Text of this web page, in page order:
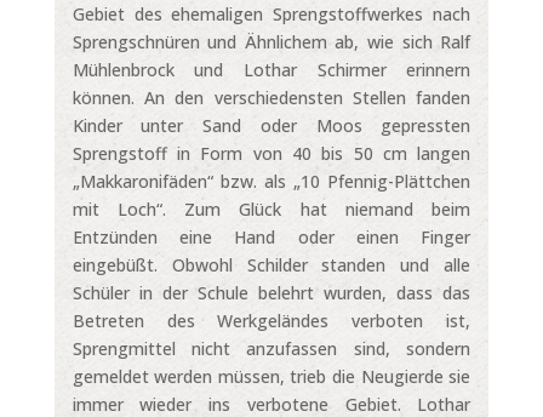
Gebiet des ehemaligen Sprengstoffwerkes nach
Sprengschnüren und Ähnlichem ab, wie sich Ralf
Mühlenbrock und Lothar Schirmer erinnern
können. An den verschiedensten Stellen fanden
Kinder unter Sand oder Moos gepressten
Sprengstoff in Form von 40 bis 50 cm langen
„Makkaronifäden“ bzw. als „10 Pfennig-Plättchen
mit Loch“. Zum Glück hat niemand beim
Entzünden eine Hand oder einen Finger
eingebüßt. Obwohl Schilder standen und alle
Schüler in der Schule belehrt wurden, dass das
Betreten des Werkgeländes verboten ist,
Sprengmittel nicht anzufassen sind, sondern
gemeldet werden müssen, trieb die Neugierde sie
immer wieder ins verbotene Gebiet. Lothar